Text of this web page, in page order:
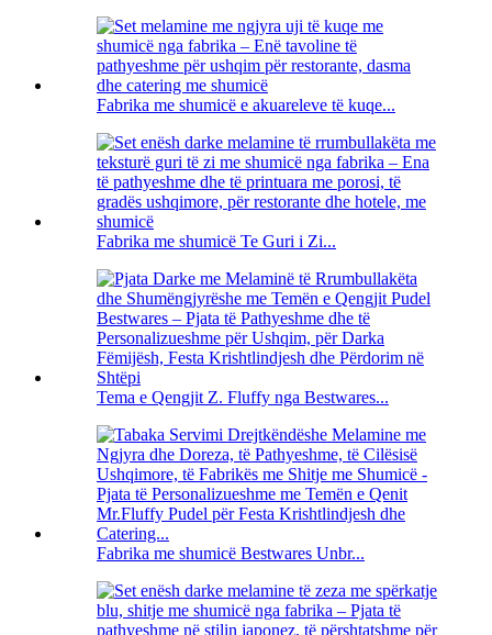
Fabrika me shumicë e akuareleve të kuqe...
Fabrika me shumicë Te Guri i Zi...
Tema e Qengjit Z. Fluffy nga Bestwares...
Fabrika me shumicë Bestwares Unbr...